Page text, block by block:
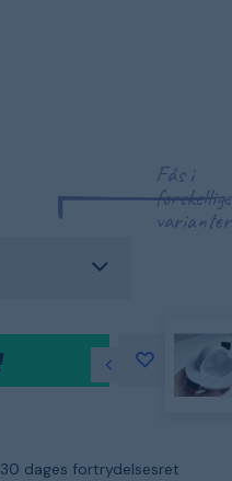
Fås i
forskellige
varianter
30 dages fortrydelsesret